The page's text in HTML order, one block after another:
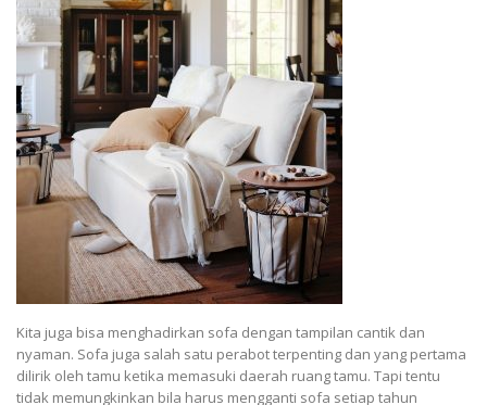
Kita juga bisa menghadirkan sofa dengan tampilan cantik dan
nyaman. Sofa juga salah satu perabot terpenting dan yang pertama
dilirik oleh tamu ketika memasuki daerah ruang tamu. Tapi tentu
tidak memungkinkan bila harus mengganti sofa setiap tahun